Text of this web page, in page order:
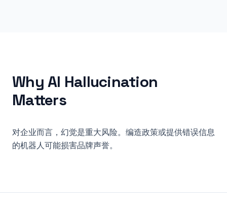
Why AI Hallucination
Matters
对企业而言，幻觉是重大风险。编造政策或提供错误信息
的机器人可能损害品牌声誉。